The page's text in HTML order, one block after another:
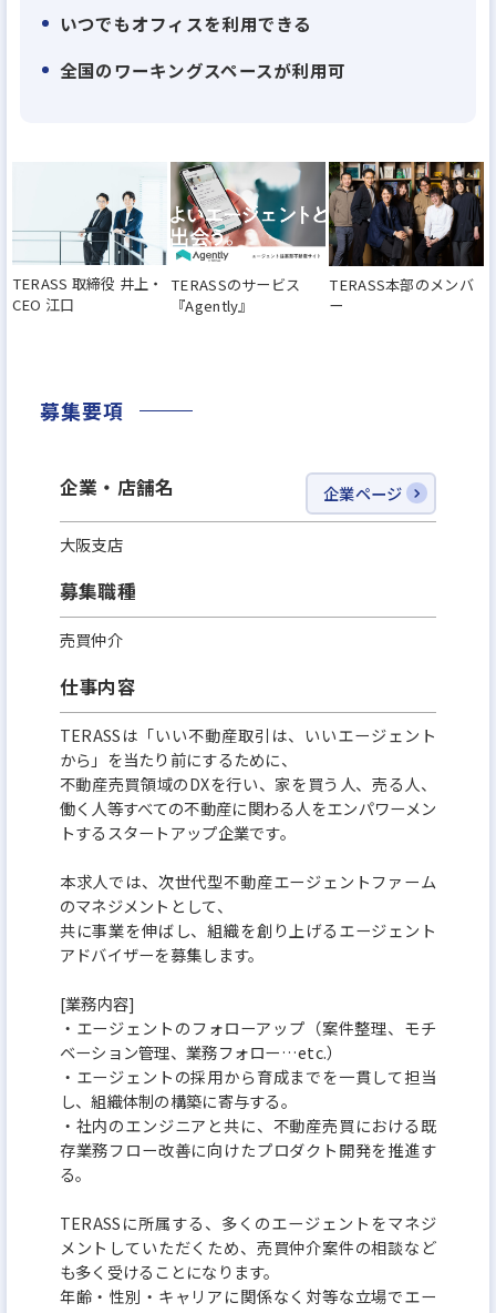
今回は、次世代型不動産エージェントファームのマ
共に事業を伸ばし、組織を創り上げるエージェント
あなたには大阪拠点の責任者候補をお任せしたいと
考えております。
働く日時や場所は、一切問いません。
組織で動くために必要な打ち合わせはすべて原則オ
それ以外の時間の使い方はすべて社員のオーナーシ
あなたは、もっと自由に活躍できる。
いまの時代に見合った、新しい働き方を実現しませ
んか？
いつでもオフィスを利用できる
全国のワーキングスペースが利用可
TERASS 取締役 井上・
CEO 江口
TERASSのサービス
『Agently』
TERASS本部のメンバ
ー
募集要項
企業・店舗名 企業ページ
大阪支店
募集職種
売買仲介
仕事内容
TERASSは「いい不動産取引は、いいエージェント
から」を当たり前にするために、
不動産売買領域のDXを行い、家を買う人、売る人、
働く人等すべての不動産に関わる人をエンパワーメン
トするスタートアップ企業です。
本求人では、次世代型不動産エージェントファーム
のマネジメントとして、
共に事業を伸ばし、組織を創り上げるエージェント
アドバイザーを募集します。
[業務内容]
・エージェントのフォローアップ（案件整理、モチ
ベーション管理、業務フォロー…etc.）
・エージェントの採用から育成までを一貫して担当
し、組織体制の構築に寄与する。
・社内のエンジニアと共に、不動産売買における既
存業務フロー改善に向けたプロダクト開発を推進す
る。
TERASSに所属する、多くのエージェントをマネジ
メントしていただくため、売買仲介案件の相談など
も多く受けることになります。
年齢・性別・キャリアに関係なく対等な立場でエー